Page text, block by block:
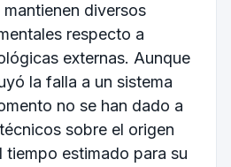
diversos
respecto a
externas. Aunque
la falla a un sistema
no se han dado a
sobre el origen
tiempo estimado para su